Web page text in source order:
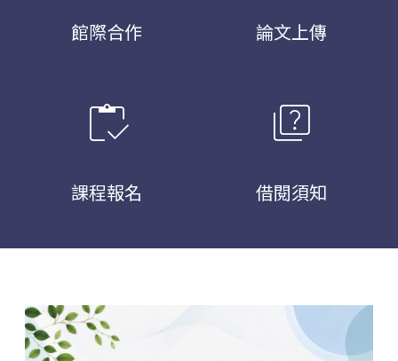
館際合作 論文上傳
inventory
課程報名
quiz
借閱須知